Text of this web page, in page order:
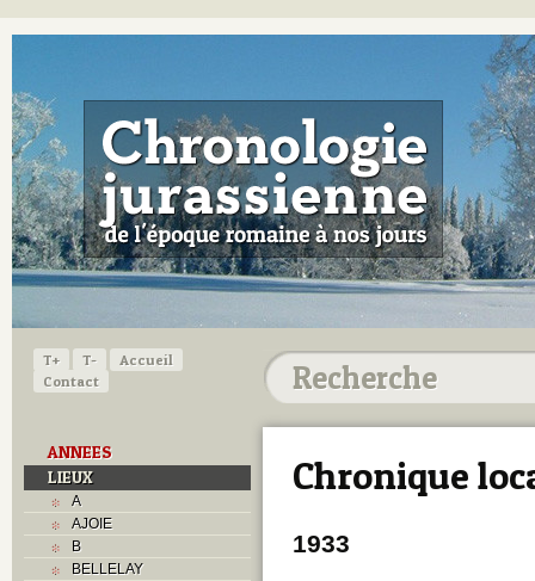
T+ T-
Accueil
Contact
ANNEES
LIEUX
A
AJOIE
B
BELLELAY
Chronique
1933